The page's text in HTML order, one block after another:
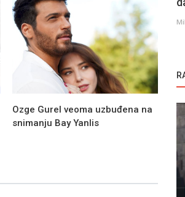
Ozge Gurel veoma uzbuđena na
snimanju Bay Yanlis